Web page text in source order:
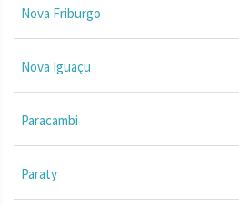
Nova Friburgo
Nova Iguaçu
Paracambi
Paraty